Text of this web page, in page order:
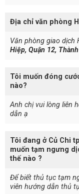
Địa chỉ văn phòng
Văn phòng giao dịch
Hiệp, Quận 12,
Tôi muốn đóng
nào?
Anh chị vui lòng liên
dẫn ạ
Tôi đang ở Củ Chi
muốn tạm ngưng
thế nào ?
Để biết thủ tục tạm
viên hướng dẫn thủ